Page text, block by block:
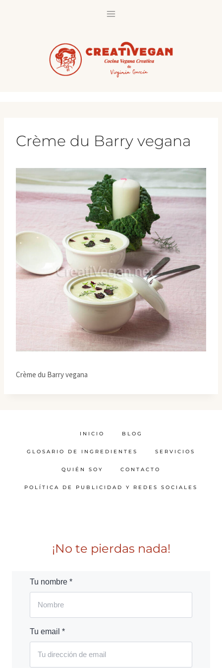
Crème du Barry vegana
Crème du Barry vegana
INICIO BLOG
GLOSARIO DE INGREDIENTES SERVICIOS
QUIÉN SOY CONTACTO
POLÍTICA DE PUBLICIDAD Y REDES SOCIALES
¡No te pierdas nada!
Tu nombre *
Tu email *